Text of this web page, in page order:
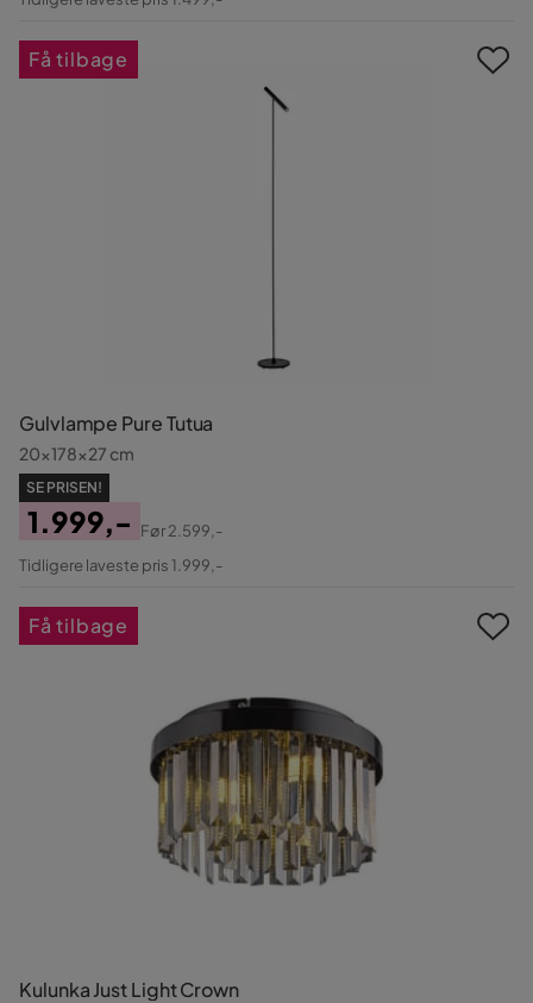
Gulvlampe Pure Tutua
20x178x27 cm
SE PRISEN!
Pris
1.999,-
Original
Før2.599,-
Tidligere laveste pris 1.999,-
Få tilbage
Kulunka Just Light Crown
Få tilbage